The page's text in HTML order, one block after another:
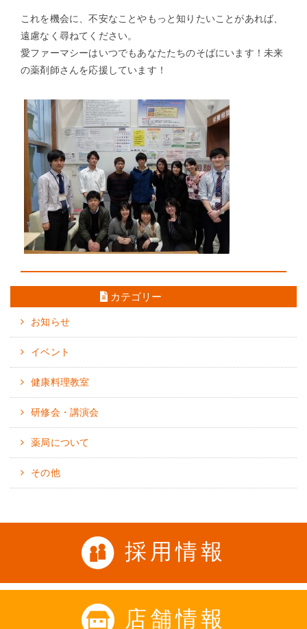
これを機会に、不安なことやもっと知りたいことがあれば、
遠慮なく尋ねてください。
愛ファーマシーはいつでもあなたたちのそばにいます！未来
の薬剤師さんを応援しています！
カテゴリー
お知らせ
イベント
健康料理教室
研修会・講演会
薬局について
その他
採用情報
店舗情報